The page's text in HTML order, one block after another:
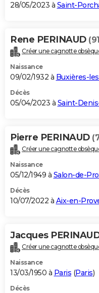
28/05/2023 à Saint-
Rene PERINAUD
Créer une cagnotte
Naissance
09/02/1932 à Buxières-
Décès
05/04/2023 à Saint-
Pierre PERINAUD
Créer une cagnotte
Naissance
05/12/1949 à Salon-de-
Décès
10/07/2022 à Aix-en-
Jacques
Créer une cagnotte
Naissance
13/03/1950 à Paris (Paris)
Décès